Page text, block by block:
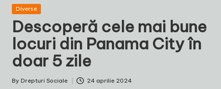
Schimbarea
Noastră!
Posted
Diverse
Descoperă cele mai bune
locuri din Panama City în
doar 5 zile
Posted
By Drepturi Sociale 24 aprilie 2024